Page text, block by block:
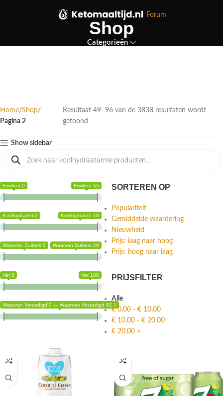
Forum
Shop
Categorieën
Home Shop
Pagina 2
Resultaat 49–96 van de 3838 resultaten wordt
getoond
Show sidebar
Eiwitten 0 Eiwitten 55
Koolhydraten 0 Koolhydraten 10
Waarvan Suikers 0 Waarvan Suikers 29
Vet 0 Vet 100
Waarvan Verzadigd 0 — Waarvan Verzadigd 92.1
SORTEREN OP
Populariteit
Gemiddelde waardering
Nieuwheid
Prijs: laag naar hoog
Prijs: hoog naar laag
PRIJSFILTER
Alle
€0,00 - € 10,00
€ 10,00 - € 20,00
€ 20,00 +